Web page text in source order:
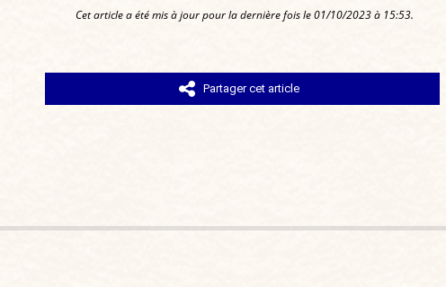
Cet article a été mis à jour pour la dernière fois le 01/10/2023 à 15:53.
Partager cet article